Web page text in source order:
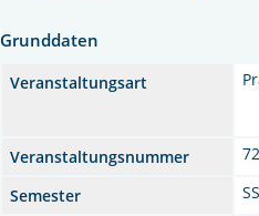
Grunddaten
Veranstaltungsart
Veranstaltungsnummer
Semester